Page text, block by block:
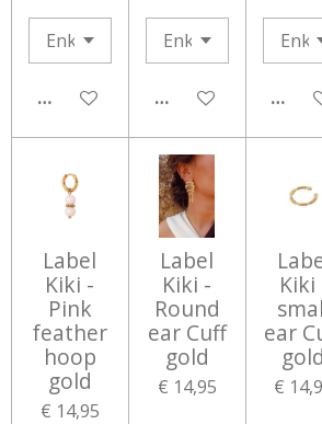
IN WINKELWAGENIN WINKELWAGEN
IN
Label
Kiki -
Pink
feather
hoop
gold
€ 14,95
Label
Kiki -
Round
ear Cuff
gold
€ 14,95
Kiki
ear
gold
€